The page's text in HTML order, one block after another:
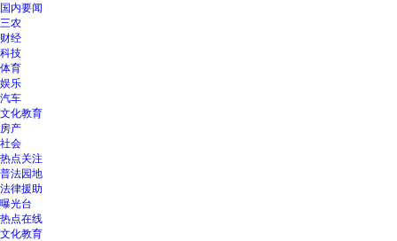
国内要闻
三农
财经
科技
体育
娱乐
汽车
文化教育
房产
社会
热点关注
普法园地
法律援助
曝光台
热点在线
文化教育